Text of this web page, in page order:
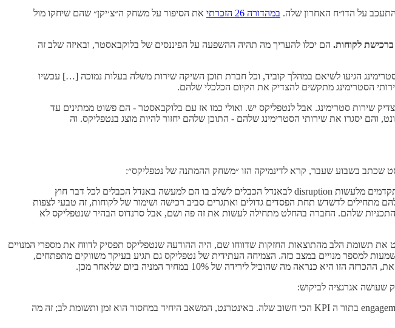
על הדו״ח האחרון שלה. במהדורה 26 הזכרתי
את הסיפור על משחק ה״צ׳יקן״ שהם שיחקו מול
ברכישת לקוחות. הם יכלו להעריך מה תהיה ההשפעה על הפיננסים של בלוקבאסטר, ובאיזה שלב זה
הגיעו לשיאם במהלך קוביד, וכל חברת תוכן השיקה שירות משלה בעלות נמוכה […] עכשיו
שירות סטרימינג. אבל לנטפליקס יש. ואולי כמו אז עם בלוקבאסטר - הם פשוט ממתינים עד
והם יסגרו את שירותי הסטרימינג שלהם - התוכן שלהם יחזור להיות מוצג בנטפליקס. וה
שכתב בשבוע שעבר, קרא לדינמיקה הזו ״משחק ההמתנה של נטפליקס״:
התיזה השורית בטווח הארוך עבור נטפליקס היא שהם לא רק שורדים בהפקת התוכן של עצמם, אלא שהם מתקדמים מלעשות disruption לבאנדל הכבלים לשלב בו הם למעשה באנדל הכבלים לכל דבר חוץ
מתחילים לדשדש תחת הפסדים גדולים ואתגרים סביב רכישה ושימור של לקוחות, זה טבעי לצפות
התכניות שלהם. החברה בהחלט מתחילה לעשות את זה פה ושם, אבל סרנדוס הבהיר שנטפליקס לא
תשומת הלב מהתוצאות החזקות שדווחו שם, היה ההודעה שנטפליקס תפסיק לדווח את מספרי המנויים
למספר מנויים במצב כזה. הצמיחה העתידית של נטפליקס גם תגיע בעיקר משווקים מתפתחים,
מה שהוביל לירידה של 10% במחיר המניה ביום שלאחר מכן.
שעושה אגרגציה לביקוש:
אפשר לטעון שנטפליקס למעשה מאמצת את שלב הבוס של להיות חברת אינטרנט בכך שהיא מתמקדת ב engagement בתור ה KPI הכי חשוב שלה. באינטרנט, המשאב היחיד במחסור הוא זמן ותשומת לב; זה מה